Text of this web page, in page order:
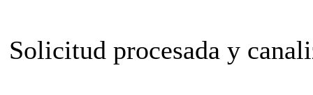
Solicitud procesada y